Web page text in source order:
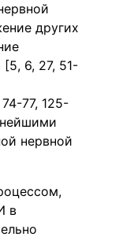
других
6, 27, 51-
77, 125-
нервной
в